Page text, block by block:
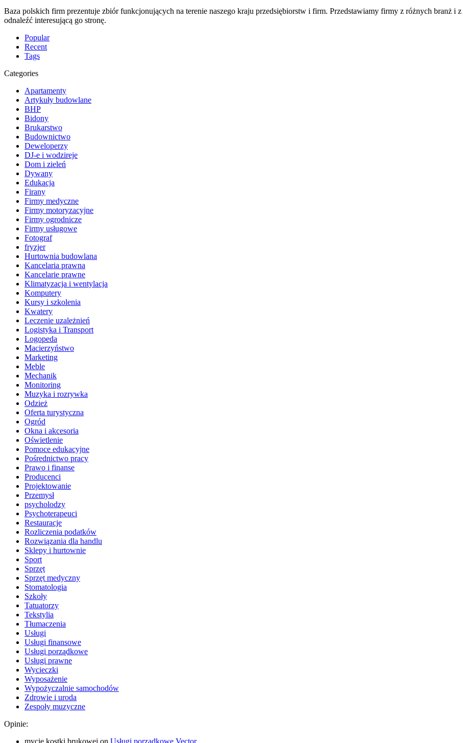
Baza polskich firm prezentuje zbiór funkcjonujących na terenie naszego kraju przedsiębiorstw i firm. Przedstawiamy firmy z różnych branż i
odnaleźć interesującą go stronę.
Popular
Recent
Tags
Categories
Apartamenty
Artykuły budowlane
BHP
Bidony
Brukarstwo
Budownictwo
Deweloperzy
DJ-e i wodzireje
Dom i zieleń
Dywany
Edukacja
Firany
Firmy medyczne
Firmy motoryzacyjne
Firmy ogrodnicze
Firmy usługowe
Fotograf
fryzjer
Hurtownia budowlana
Kancelaria prawna
Kancelarie prawne
Klimatyzacja i wentylacja
Komputery
Kursy i szkolenia
Kwatery
Leczenie uzależnień
Logistyka i Transport
Logopeda
Macierzyństwo
Marketing
Meble
Mechanik
Monitoring
Muzyka i rozrywka
Odzież
Oferta turystyczna
Ogród
Okna i akcesoria
Oświetlenie
Pomoce edukacyjne
Pośrednictwo pracy
Prawo i finanse
Producenci
Projektowanie
Przemysł
psycholodzy
Psychoterapeuci
Restauracje
Rozliczenia podatków
Rozwiązania dla handlu
Sklepy i hurtownie
Sport
Sprzęt
Sprzęt medyczny
Stomatologia
Szkoły
Tatuatorzy
Tekstylia
Tłumaczenia
Usługi
Usługi finansowe
Usługi porządkowe
Usługi prawne
Wycieczki
Wyposażenie
Wypożyczalnie samochodów
Zdrowie i uroda
Zespoły muzyczne
Opinie:
mycie kostki brukowej on Usługi porządkowe Vector